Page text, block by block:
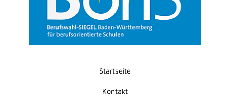
Startseite
Kontakt